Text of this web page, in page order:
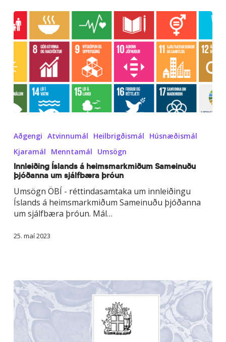
á
heimsmarkmiðum
Sameinuðu
þjóðanna
sjálfbæra
þróun
Aðgengi Atvinnumál Heilbrigðismál
Húsnæðismál
Kjaramál
Menntamál Umsögn
Innleiðing Íslands á heimsmarkmiðum Sameinuðu
þjóðanna um sjálfbæra þróun
Umsögn ÖBÍ - réttindasamtaka um innleiðingu
Íslands á heimsmarkmiðum Sameinuðu þjóðanna
um sjálfbæra þróun. Mál…
25. maí 2023